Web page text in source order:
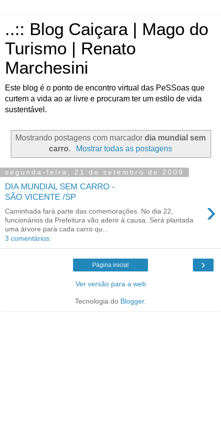
..:: Blog Caiçara | Mago do
Turismo | Renato
Marchesini
Este blog é o ponto de encontro virtual das PeSSoas que
curtem a vida ao ar livre e procuram ter um estilo de vida
sustentável.
Mostrando postagens com marcador dia mundial sem
carro. Mostrar todas as postagens
segunda-feira, 21 de setembro de 2009
DIA MUNDIAL SEM CARRO -
SÃO VICENTE /SP
›
Caminhada fará parte das comemorações. No dia 22,
funcionários da Prefeitura vão aderir à causa. Será plantada
uma árvore para cada carro qu...
3 comentários:
›
Página inicial
Ver versão para a web
Tecnologia do Blogger.